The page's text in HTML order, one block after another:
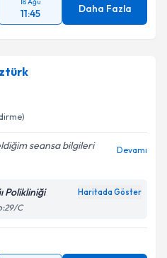
11:45 Daha Fazla
seansa bilgileri
Devamı
Polikliniği Haritada Göster
C